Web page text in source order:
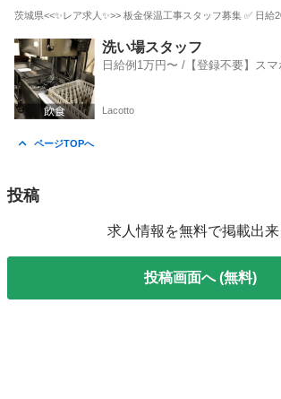
茨城県<<✨レア求人✨>> 板金保温工事スタッフ募集 ✅ 日
茨城 鹿嶋市 軽作業 茨城
洗い場スタッフ
日給例1万円〜 /【登録不要】ス
Lacotto
ページTOPへ
投稿
求人情報を無料で掲載出来
投稿画面へ (無料)